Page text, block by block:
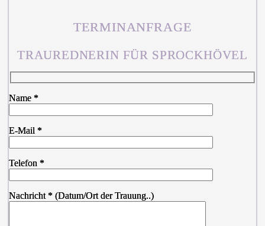
TERMINANFRAGE
TRAUREDNERIN FÜR SPROCKHÖVEL
Name *
E-Mail *
Telefon *
Nachricht * (Datum/Ort der Trauung..)